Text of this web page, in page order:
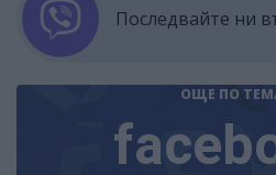
Последвайте ни
ОЩЕ ПО